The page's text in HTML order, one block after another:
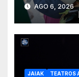
AGO 6, 2026
JAIAK TEATROS